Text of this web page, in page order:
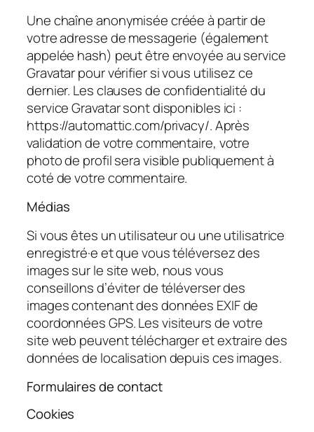
Une chaîne anonymisée créée à partir de
votre adresse de messagerie (également
appelée hash) peut être envoyée au service
Gravatar pour vérifier si vous utilisez ce
dernier. Les clauses de confidentialité du
service Gravatar sont disponibles ici :
https://automattic.com/privacy/. Après
validation de votre commentaire, votre
photo de profil sera visible publiquement à
coté de votre commentaire.
Médias
Si vous êtes un utilisateur ou une utilisatrice
enregistré·e et que vous téléversez des
images sur le site web, nous vous
conseillons d’éviter de téléverser des
images contenant des données EXIF de
coordonnées GPS. Les visiteurs de votre
site web peuvent télécharger et extraire des
données de localisation depuis ces images.
Formulaires de contact
Cookies